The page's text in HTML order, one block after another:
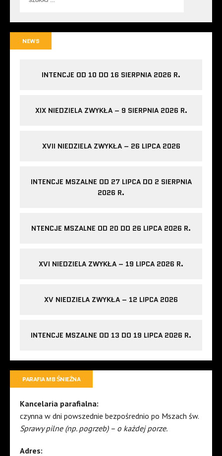
NEWS
INTENCJE OD 10 DO 16 SIERPNIA 2026 R.
XIX NIEDZIELA ZWYKŁA – 9 SIERPNIA 2026 R.
XVII NIEDZIELA ZWYKŁA – 26 LIPCA 2026
INTENCJE MSZALNE OD 27 LIPCA DO 2 SIERPNIA
2026 R.
NTENCJE MSZALNE OD 20 DO 26 LIPCA 2026 R.
XVI NIEDZIELA ZWYKŁA – 19 LIPCA 2026 R.
XV NIEDZIELA ZWYKŁA – 12 LIPCA 2026
INTENCJE MSZALNE OD 13 DO 19 LIPCA 2026 R.
PARAFIA MB ŚNIEŻNA
Kancelaria parafialna:
czynna w dni powszednie bezpośrednio po Mszach św.
Sprawy pilne (np. pogrzeb) – o każdej porze.
Adres: